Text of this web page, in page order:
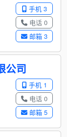
手机 3
电话 0
邮箱 3
公司
手机 1
电话 0
邮箱 5